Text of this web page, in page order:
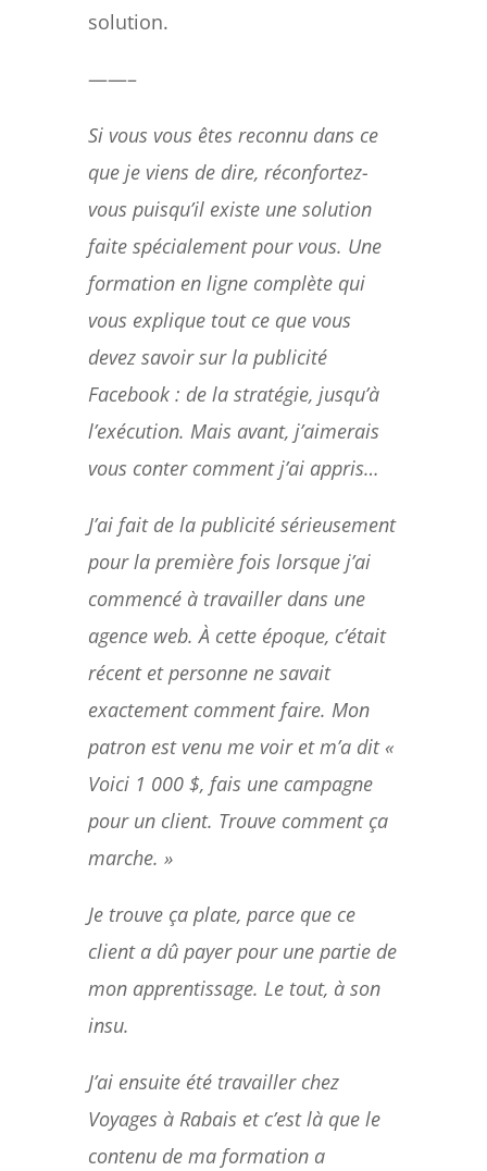
solution.
——–
Si vous vous êtes reconnu dans ce
que je viens de dire, réconfortez-
vous puisqu’il existe une solution
faite spécialement pour vous. Une
formation en ligne complète qui
vous explique tout ce que vous
devez savoir sur la publicité
Facebook : de la stratégie, jusqu’à
l’exécution. Mais avant, j’aimerais
vous conter comment j’ai appris…
J’ai fait de la publicité sérieusement
pour la première fois lorsque j’ai
commencé à travailler dans une
agence web. À cette époque, c’était
récent et personne ne savait
exactement comment faire. Mon
patron est venu me voir et m’a dit «
Voici 1 000 $, fais une campagne
pour un client. Trouve comment ça
marche. »
Je trouve ça plate, parce que ce
client a dû payer pour une partie de
mon apprentissage. Le tout, à son
insu.
J’ai ensuite été travailler chez
Voyages à Rabais et c’est là que le
contenu de ma formation a